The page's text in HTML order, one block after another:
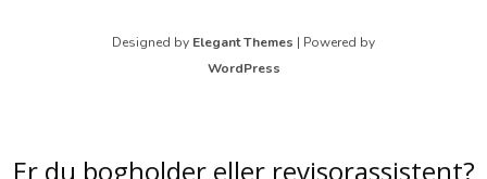
Designed by Elegant Themes | Powered by
WordPress
Er du bogholder eller revisorassistent?